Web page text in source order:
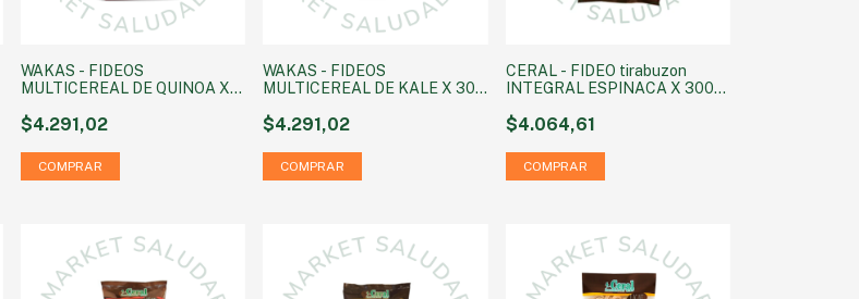
WAKAS - FIDEOS
MULTICEREAL DE QUINOA X
$4.291,02
WAKAS - FIDEOS
MULTICEREAL DE KALE X 300
$4.291,02
CERAL - FIDEO tirabuzon
INTEGRAL ESPINACA X 300
$4.064,61